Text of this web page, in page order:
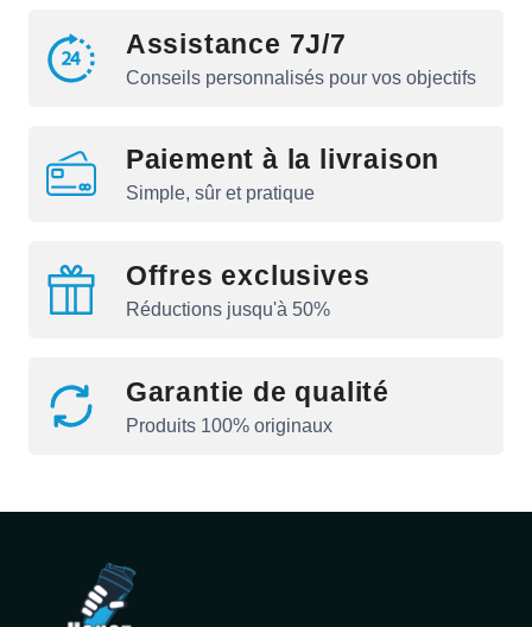
Assistance 7J/7
Conseils personnalisés pour vos objectifs
Paiement à la livraison
Simple, sûr et pratique
Offres exclusives
Réductions jusqu'à 50%
Garantie de qualité
Produits 100% originaux